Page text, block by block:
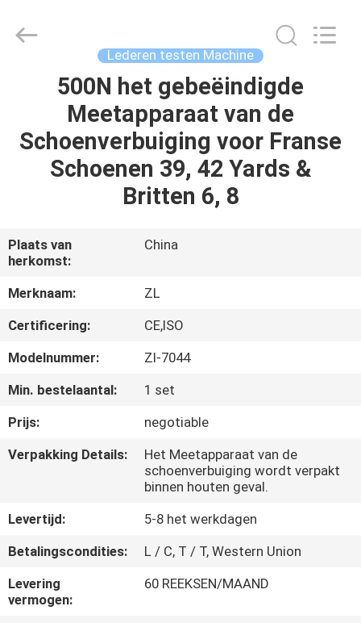
PRODUCTEN
ONGEVEER
ONS
FABRIEKSREIS
KWALITEITSCONTROLE
CONTACTEER
ONS
VERZOEK
OM EEN
CITAAT
Technology
Lederen testen Machine
500N het gebeëindigde
Meetapparaat van de
Schoenverbuiging voor Franse
Schoenen 39, 42 Yards &
Britten 6, 8
Plaats van
herkomst:
China
Merknaam:
ZL
Certificering:
CE,ISO
Modelnummer:
Zl-7044
Min. bestelaantal:
1 set
Prijs:
negotiable
Verpakking Details:
Het Meetapparaat van de
schoenverbuiging wordt verpakt
binnen houten geval.
Levertijd:
5-8 het werkdagen
Betalingscondities:
L / C, T / T, Western Union
Levering
vermogen:
60 REEKSEN/MAAND